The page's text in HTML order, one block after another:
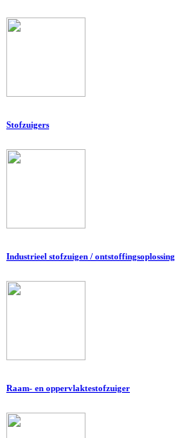
Stofzuigers
Industrieel stofzuigen /
Raam- en oppervlaktestofzuiger